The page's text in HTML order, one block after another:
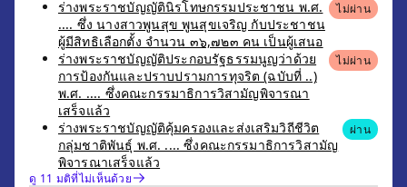
ร่างพระราชบัญญัตินิรโทษกรรมประชาชน พ.ศ.
.... ซึ่ง นางสาวพูนสุข พูนสุขเจริญ กับประชาชน
ผู้มีสิทธิเลือกตั้ง จำนวน ๓๖,๗๒๓ คน เป็นผู้เสนอ
ไม่ผ่าน
ร่างพระราชบัญญัติประกอบรัฐธรรมนูญว่าด้วย
การป้องกันและปราบปรามการทุจริต (ฉบับที่ ..)
พ.ศ. .... ซึ่งคณะกรรมาธิการวิสามัญพิจารณา
เสร็จแล้ว
ไม่ผ่าน
ร่างพระราชบัญญัติคุ้มครองและส่งเสริมวิถีชีวิต
กลุ่มชาติพันธุ์ พ.ศ. .... ซึ่งคณะกรรมาธิการวิสามัญ
พิจารณาเสร็จแล้ว
ผ่าน
ดู 11 มติที่ไม่เห็นด้วย